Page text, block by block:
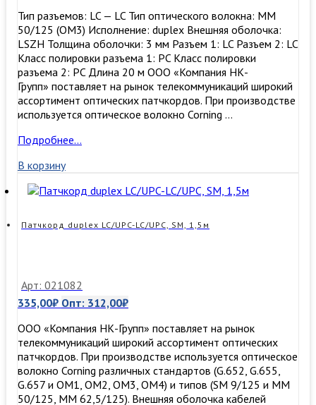
Тип разъемов: LC — LC Тип оптического волокна: MM
50/125 (ОМ3) Исполнение: duplex Внешняя оболочка:
LSZH Толщина оболочки: 3 мм Разъем 1: LC Разъем 2: LC
Класс полировки разъема 1: PC Класс полировки
разъема 2: PC Длина 20 м ООО «Компания НК-
Групп» поставляет на рынок телекоммуникаций широкий
ассортимент оптических патчкордов. При производстве
используется оптическое волокно Corning …
Патчкорд
LC/UPC-
LC/UPC
(ОМ3),
Подробнее…
В корзину
Патчкорд duplex LC/UPC-LC/UPC, SM, 1,5м
Арт: 021082
335,00₽ Опт: 312,00₽
ООО «Компания НК-Групп» поставляет на рынок
телекоммуникаций широкий ассортимент оптических
патчкордов. При производстве используется оптическое
волокно Corning различных стандартов (G.652, G.655,
G.657 и OM1, OM2, OM3, ОМ4) и типов (SM 9/125 и MM
50/125, MM 62,5/125). Внешняя оболочка кабелей